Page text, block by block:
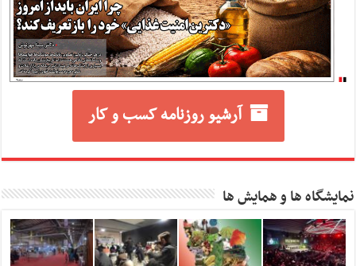
آرشیو روزنامه کسب و کار
نمایشگاه ها و همایش ها